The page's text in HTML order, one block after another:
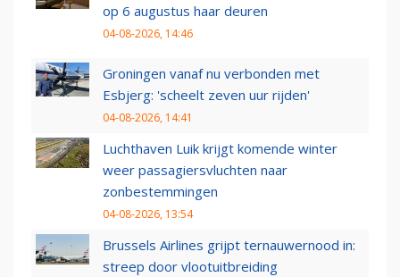
op 6 augustus haar deuren
04-08-2026, 14:46
Groningen vanaf nu verbonden met
Esbjerg: 'scheelt zeven uur rijden'
04-08-2026, 14:41
Luchthaven Luik krijgt komende winter
weer passagiersvluchten naar
zonbestemmingen
04-08-2026, 13:54
Brussels Airlines grijpt ternauwernood in:
streep door vlootuitbreiding